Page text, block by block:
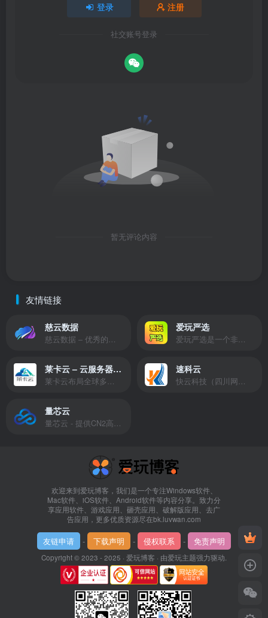
登录 注册
社交账号登录
暂无评论内容
友情链接
慈云数据
慈云数据 – 优秀的云服务器服务商，提供最具有性价比的产品。慈云数据是开发者必不可少的良心云
爱玩严选
爱玩严选是一个非常有保障且性价比极高的虚拟商城，包括但不限于苹果证书、技术指导、会员充值等多种虚拟服务！
莱卡云 – 云服务器提供商
莱卡云布局全球多个地理区域。提供服务有：境外云服务器、国内云服务器、独立服务器、服务器托管、CDN、SSL证书、游戏服务器等业务。
速科云
快云科技（四川网联快云科技有限公司）成立于2021年，主营互联网业务平台服务提供商。公司专注为用户提供低价高性能云计算产品，致力于云计算应用的易用性开发，并引导云计算在国内普及
量芯云
量芯云 - 提供CN2高速香港美国云服务器&专业高防服务器租用等云服务器供应商
欢迎来到爱玩博客，我们是一个专注Windows软件、
Mac软件、iOS软件、Android软件等内容分享。致力分
享应用软件、游戏应用、砸壳应用、破解版应用、去广
告应用，更多优质资源尽在bk.luvwan.com
友链申请 - 下载声明 - 侵权联系 - 免责声明
Copyright © 2023 - 2025 · 爱玩博客 · 由爱玩主题强力驱动.